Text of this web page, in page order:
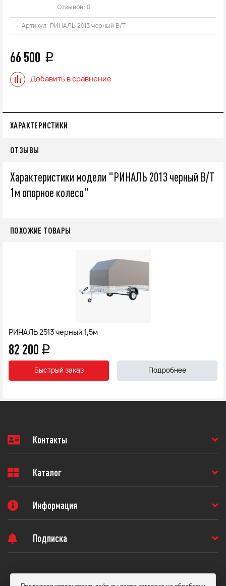
Отзывов: 0
Артикул: РИНАЛЬ 2013 черный В/Т
66 500 q
Добавить в сравнение
ХАРАКТЕРИСТИКИ
ОТЗЫВЫ
Характеристики модели "РИНАЛЬ 2013 черный В/Т
1м опорное колесо"
ПОХОЖИЕ ТОВАРЫ
РИНАЛЬ 2513 черный 1,5м
82 200 q
Быстрый заказ Подробнее
Контакты
Каталог
Информация
Подписка